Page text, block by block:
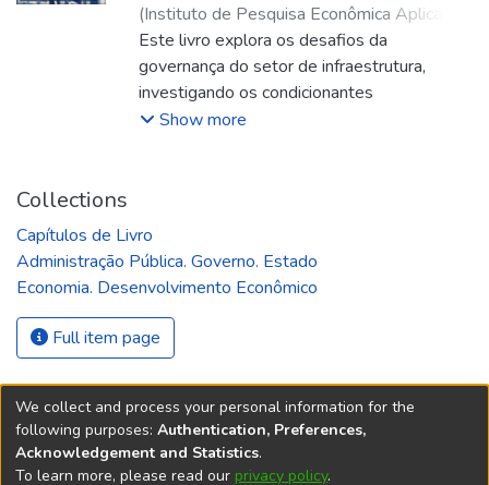
(Instituto de Pesquisa Econômica Aplicada
(Ipea),2018)Gomide, Alexandre de Ávila
Pereira, Ana Karine
Este livro explora os desafios da
governança do setor de infraestrutura,
investigando os condicionantes
institucionais, políticos e administrativos do
explorando questões relacionadas às
características de investimento e
financiamento no setor; aos conflitos entre
burocracias estatais e sociedade civil; aos
custos de transação relacionados com a
implementação de parcerias público-
privadas; e às inovações institucionais
provenientes da implementação do
Programa de Aceleração do Crescimento
Show more
Collections
Capítulos de Livro
Administração Pública. Governo. Estado
Economia. Desenvolvimento Econômico
Full item page
REPOSITÓRIO DO
We collect and process your personal information for the
following purposes: Authentication, Preferences,
Acknowledgement and Statistics.
To learn more, please read our privacy policy.